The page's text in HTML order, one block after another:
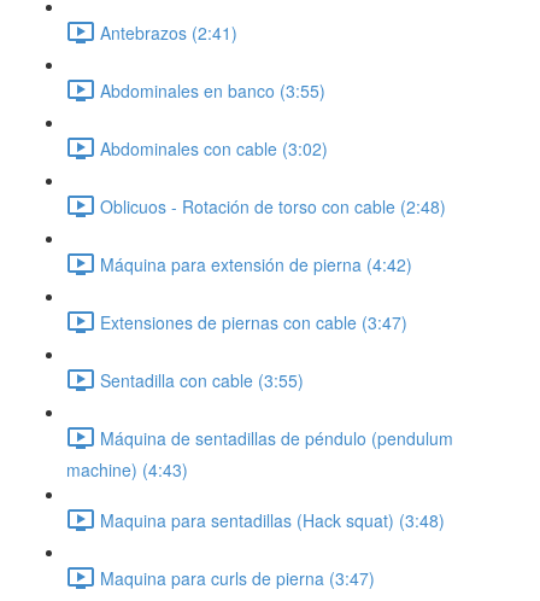
Antebrazos (2:41)
Abdominales en banco (3:55)
Abdominales con cable (3:02)
Oblicuos - Rotación de torso con cable (2:48)
Máquina para extensión de pierna (4:42)
Extensiones de piernas con cable (3:47)
Sentadilla con cable (3:55)
Máquina de sentadillas de péndulo (pendulum
machine) (4:43)
Maquina para sentadillas (Hack squat) (3:48)
Maquina para curls de pierna (3:47)